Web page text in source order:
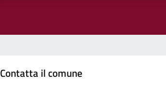
Contatta il comune